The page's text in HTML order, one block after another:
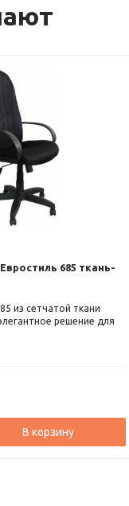
685 ткань-
из сетчатой ткани
решение для
среднего
как в
В корзину